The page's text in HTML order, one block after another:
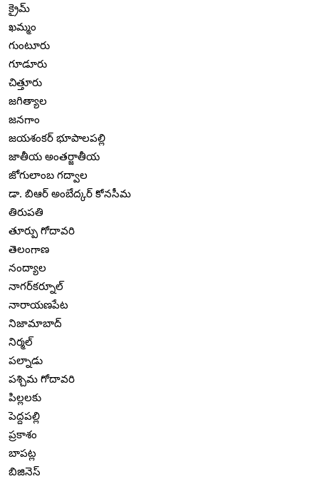
క్రైమ్
ఖమ్మం
గుంటూరు
గూడూరు
చిత్తూరు
జగిత్యాల
జనగాం
జయశంకర్ భూపాలపల్లి
జాతీయ అంతర్జాతీయ
జోగులాంబ గద్వాల
డా. బిఆర్ అంబేద్కర్ కోనసీమ
తిరుపతి
తూర్పు గోదావరి
తెలంగాణ
నంద్యాల
నాగర్‌కర్నూల్
నారాయణపేట
నిజామాబాద్
నిర్మల్
పల్నాడు
పశ్చిమ గోదావరి
పిల్లలకు
పెద్దపల్లి
ప్రకాశం
బాపట్ల
బిజినెస్